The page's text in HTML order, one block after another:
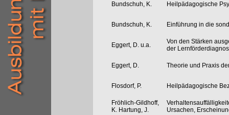
Bundschuh, K. Heilpädagogische
Bundschuh, K. Einführung in die
Eggert, D. u.a.
Von den Stärken
der
Eggert, D. Theorie und Praxis
Flosdorf, P. Heilpädagogische
Fröhlich-Gildhoff,
K. Hartung, J.
Ursachen,